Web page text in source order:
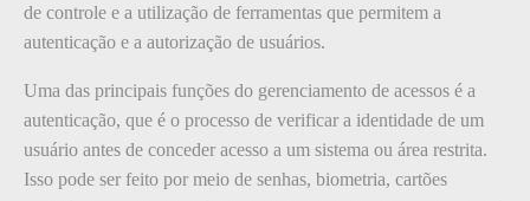
de controle e a utilização de ferramentas que permitem a
autenticação e a autorização de usuários.
Uma das principais funções do gerenciamento de acessos é a
autenticação, que é o processo de verificar a identidade de um
usuário antes de conceder acesso a um sistema ou área restrita.
Isso pode ser feito por meio de senhas, biometria, cartões